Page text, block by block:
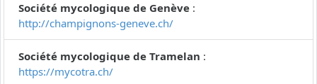
Société mycologique de Genève :
http://champignons-geneve.ch/
Société mycologique de Tramelan :
https://mycotra.ch/